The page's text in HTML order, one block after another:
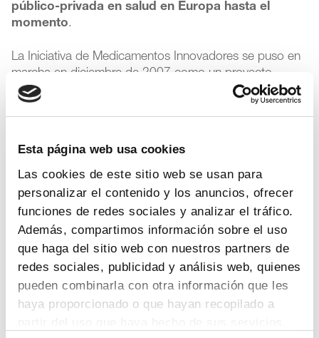
Esta página web usa cookies
Las cookies de este sitio web se usan para
personalizar el contenido y los anuncios, ofrecer
funciones de redes sociales y analizar el tráfico.
Además, compartimos información sobre el uso
que haga del sitio web con nuestros partners de
redes sociales, publicidad y análisis web, quienes
pueden combinarla con otra información que les
haya proporcionado o que hayan recopilado a
público-privada en salud en Europa hasta el
momento.
La Iniciativa de Medicamentos Innovadores se puso en
marcha en diciembre de 2007 como un proyecto
pionero de colaboración entre la Dirección General de
I+D de la Comisión Europea y la Efpia, y se incluye
de los proyectos de IMI 1, la iniciativa ha tenido su
continuidad conIMI 2, lanzado en 2014 y que
tendrá vigencia hasta 2024. El presupuesto total de
esta segunda iniciativa es de 3.276 millones de euros.
Si bien algunos proyectos han generado beneficios
socioeconómicos concretos, en muchos más los
beneficios aún no son tangibles, y esto está en
consonancia con la naturaleza de los proyectos IMI y el
proceso de desarrollo de medicamentos en general,